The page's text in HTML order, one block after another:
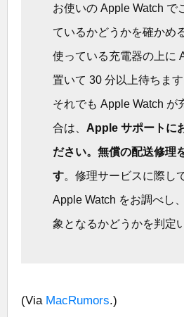
お使いの Apple Watch で
ているかどうかを確かめ
使っている充電器の上に
置いて 30 分以上待ちます
それでも Apple Watch が
合は、 Apple サポートに
ださい。無償の配送修理
す。修理サービスに際し
Apple Watch をお調べし
象となるかどうかを判定
(Via MacRumors.)